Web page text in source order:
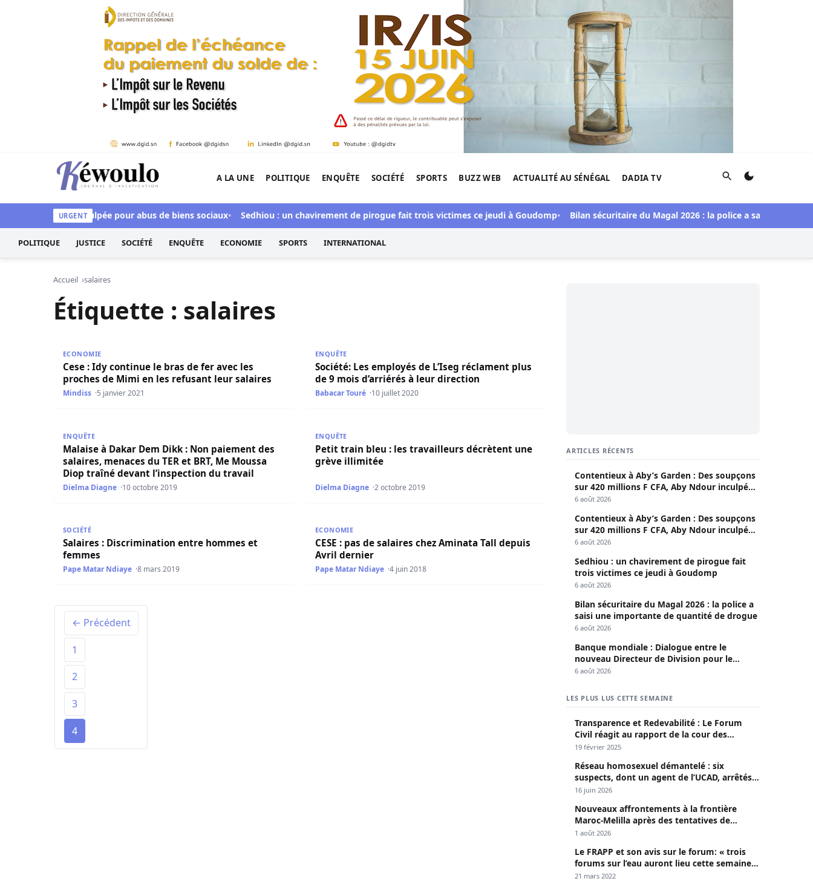
Aller au contenu
Kéwoulo, le premier site d'information et d'investigation de l'Afrique.
A LA UNE POLITIQUE ENQUÊTE SOCIÉTÉ SPORTS BUZZ WEB ACTUALITÉ AU SÉNÉGAL DADIA TV Rechercher
URGENT
Aby Ndour inculpée pour abus de biens sociaux Sedhiou : un chavirement de pirogue fait trois victimes ce jeudi à Goudomp Bilan sécuritaire du Magal 2026 : la police a saisi une
POLITIQUE JUSTICE SOCIÉTÉ ENQUÊTE ECONOMIE SPORTS INTERNATIONAL
Accueil salaires
Étiquette : salaires
ECONOMIE
Cese : Idy continue le bras de fer avec les
proches de Mimi en les refusant leur salaires
Mindiss 5 janvier 2021
ENQUÊTE
Société: Les employés de L’Iseg réclament plus
de 9 mois d’arriérés à leur direction
Babacar Touré 10 juillet 2020
ENQUÊTE
Malaise à Dakar Dem Dikk : Non paiement des
salaires, menaces du TER et BRT, Me Moussa
Diop traîné devant l’inspection du travail
Dielma Diagne 10 octobre 2019
ENQUÊTE
Petit train bleu : les travailleurs décrètent une
grève illimitée
Dielma Diagne 2 octobre 2019
SOCIÉTÉ
Salaires : Discrimination entre hommes et
femmes
Pape Matar Ndiaye 8 mars 2019
CESE : pas de salaires chez Aminata Tall depuis Avril dernier
ECONOMIE
CESE : pas de salaires chez Aminata Tall depuis
Avril dernier
Pape Matar Ndiaye 4 juin 2018
← Précédent
1
2
3
4
ARTICLES RÉCENTS
Contentieux à Aby’s Garden : Des soupçons
sur 420 millions F CFA, Aby Ndour inculpée
pour abus de biens sociaux
6 août 2026
Contentieux à Aby’s Garden : Des soupçons
sur 420 millions F CFA, Aby Ndour inculpée
pour abus de biens sociaux
6 août 2026
Sedhiou : un chavirement de pirogue fait
trois victimes ce jeudi à Goudomp
6 août 2026
Bilan sécuritaire du Magal 2026 : la police a
saisi une importante de quantité de drogue
6 août 2026
Banque mondiale : Dialogue entre le
nouveau Directeur de Division pour le
Sénégal et le Pr. Diomaye
6 août 2026
LES PLUS LUS CETTE SEMAINE
Transparence et Redevabilité : Le Forum
Civil réagit au rapport de la cour des
comptes
19 février 2025
Réseau homosexuel démantelé : six
suspects, dont un agent de l’UCAD, arrêtés à
Keur Massar ; l’un avoue avoir propagé le
16 juin 2026
Nouveaux affrontements à la frontière
Maroc-Melilla après des tentatives de
passage
1 août 2026
Le FRAPP et son avis sur le forum: « trois
forums sur l’eau auront lieu cette semaine à
Dakar »
21 mars 2022